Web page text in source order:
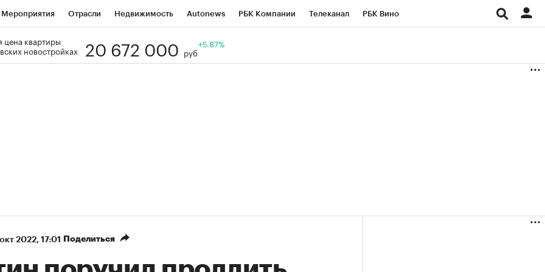
Мероприятия Отрасли Недвижимость Autonews РБК Компании Телеканал РБК Вино
Визионеры
цена квартиры
новостройках
20 672 000 руб
+5.87%
2022, 17:01 Поделиться